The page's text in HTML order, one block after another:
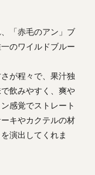
「赤毛のアン」ブ
のワイルドブルー
が程々で、果汁独
飲みやすく、爽や
感覚でストレート
キやカクテルの材
演出してくれま